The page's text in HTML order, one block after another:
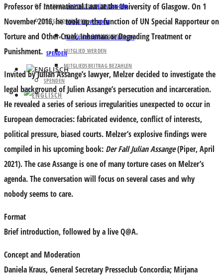
VORTEILE & BEDINGUNGEN
MITGLIED WERDEN
MITGLIEDSBEITRAG BEZAHLEN
SPENDEN
PARTNER UND UNTERSTÜTZER
MITGLIED WERDEN
VORTEILE & BEDINGUNGEN
MITGLIED WERDEN
MITGLIEDSBEITRAG BEZAHLEN
SPENDEN
Professor of International Law at the University of Glasgow. On 1
November 2016, he took up the function of UN Special Rapporteur on
Torture and Other Cruel, Inhuman or Degrading Treatment or
Punishment.
Invited by Julian Assange’s lawyer, Melzer decided to investigate the
legal background of Julien Assange’s persecution and incarceration.
He revealed a series of serious irregularities unexpected to occur in
European democracies: fabricated evidence, conflict of interests,
political pressure, biased courts. Melzer’s explosive findings were
compiled in his upcoming book: Der Fall Julian Assange(Piper, April
2021). The case Assange is one of many torture cases on Melzer’s
agenda. The conversation will focus on several cases and why
nobody seems to care.
Format
Brief introduction, followed by a live Q@A.
Concept and Moderation
Daniela Kraus, General Secretary Presseclub Concordia; Mirjana